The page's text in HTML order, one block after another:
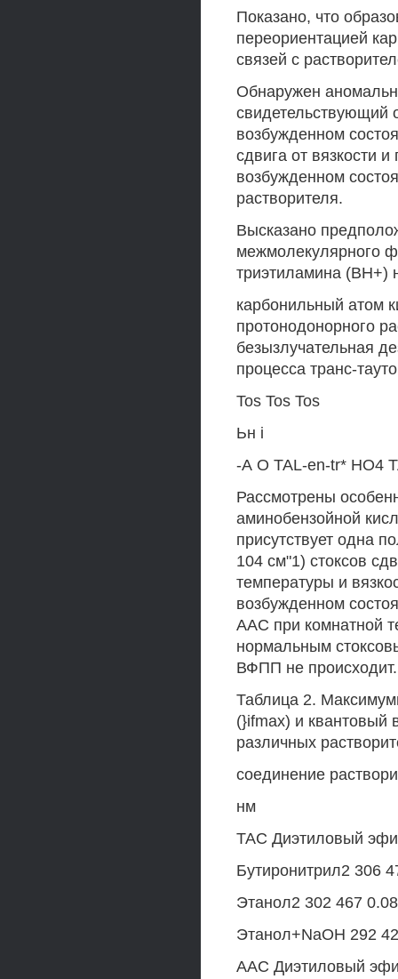
Показано, что
переориентацией
связей с
Обнаружен
свидетельствующий
возбужденном
сдвига от вязкости
возбужденном
растворителя.
Высказано
межмолекулярного
триэтиламина (ВН+)
карбонильный атом
протонодонорного
безызлучательная
процесса транс-
Tos Tos Tos
Ьн i
-А О TAL-en-tr* НО4
Рассмотрены
аминобензойной
присутствует одна
104 см"1) стоксов
температуры и
возбужденном
ААС при комнатной
нормальным
ВФПП не происходит.
Таблица 2.
(}ifmax) и
различных
соединение
нм
TAC Диэтиловый
Бутиронитрил2 306
Этанол2 302 467
Этанол+NaOH 292
ААС Диэтиловый